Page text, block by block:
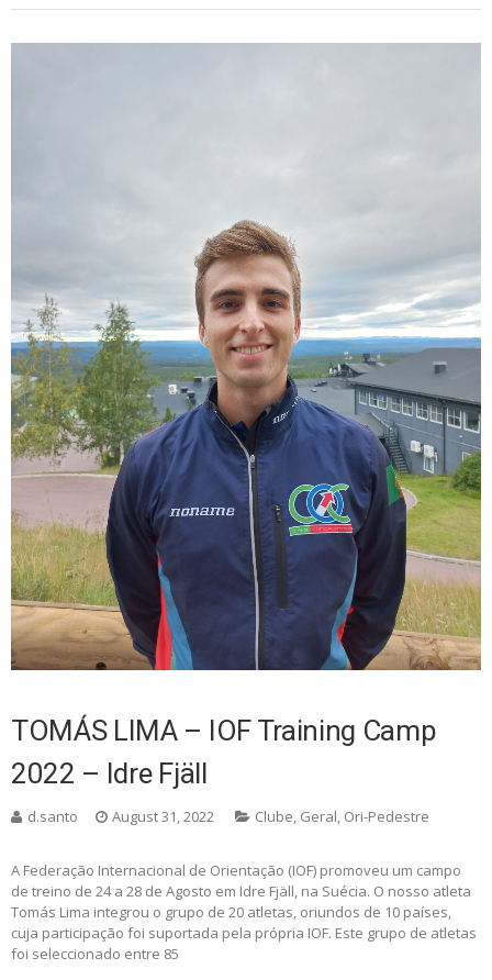
TOMÁS LIMA – IOF Training Camp
2022 – Idre Fjäll
d.santo August 31, 2022 Clube, Geral, Ori-Pedestre
A Federação Internacional de Orientação (IOF) promoveu um campo
de treino de 24 a 28 de Agosto em Idre Fjäll, na Suécia. O nosso atleta
Tomás Lima integrou o grupo de 20 atletas, oriundos de 10 países,
cuja participação foi suportada pela própria IOF. Este grupo de atletas
foi seleccionado entre 85